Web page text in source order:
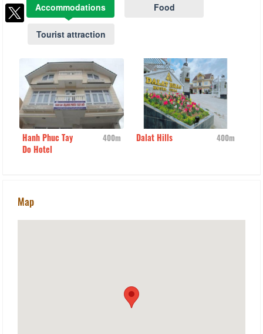
Accommodations Food
Tourist attraction
Hanh Phuc Tay
Do Hotel
400m Dalat Hills 400m
Map
Facebook